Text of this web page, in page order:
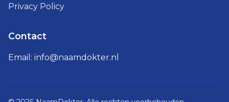
Privacy Policy
Contact
Email: info@naamdokter.nl